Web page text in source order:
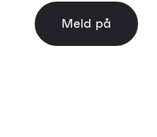
Meld på